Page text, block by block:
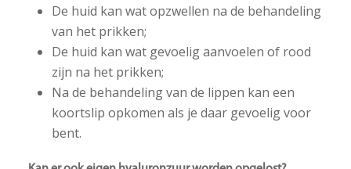
De huid kan wat opzwellen na de behandeling
van het prikken;
De huid kan wat gevoelig aanvoelen of rood
zijn na het prikken;
Na de behandeling van de lippen kan een
koortslip opkomen als je daar gevoelig voor
bent.